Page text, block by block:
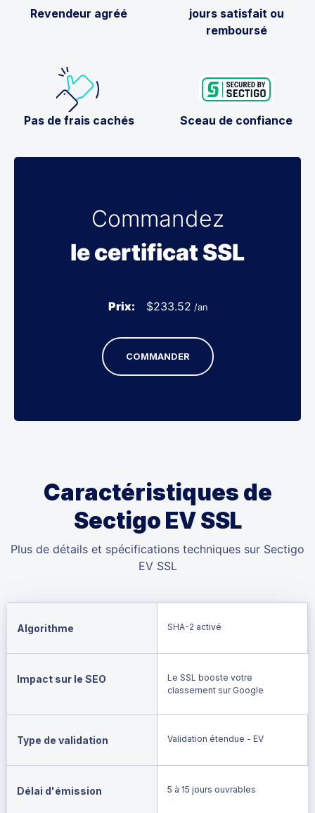
Revendeur agréé
jours satisfait ou
remboursé
Pas de frais cachés Sceau de confiance
Commandez
le certificat SSL
Prix: $233.52 /an
COMMANDER
Caractéristiques de
Sectigo EV SSL
Plus de détails et spécifications techniques sur Sectigo
EV SSL
Algorithme SHA-2 activé
Impact sur le SEO
Le SSL booste votre
classement sur Google
Type de validation Validation étendue - EV
Délai d'émission 5 à 15 jours ouvrables